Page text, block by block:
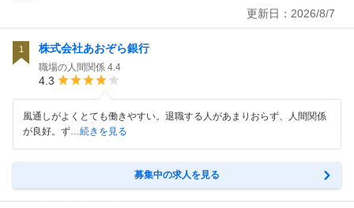
更新日： 2026/8/7
1 株式会社あおぞら銀行
職場の人間関係 4.4
4.3
風通しがよくとても働きやすい。退職する人があまりおらず、人間関係
が良好。ず…続きを見る
募集中の求人を見る